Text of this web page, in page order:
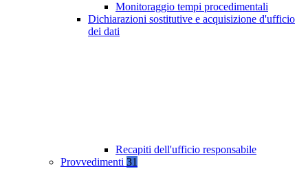
Monitoraggio tempi procedimentali
Dichiarazioni sostitutive e acquisizione d'ufficio
dei dati
Recapiti dell'ufficio responsabile
Provvedimenti 31